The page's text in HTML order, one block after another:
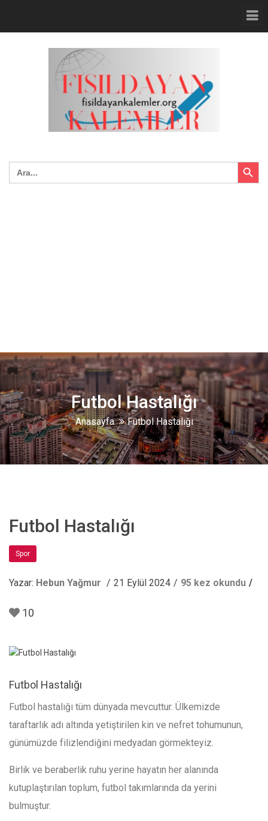
Search
for:
Search Button
Futbol Hastalığı
Anasayfa Futbol Hastalığı
Futbol Hastalığı
Spor
Yazar: Hebun Yağmur 21 Eylül 2024 95 kez okundu
10
Futbol Hastalığı
Futbol hastalığı tüm dünyada mevcuttur. Ülkemizde
taraftarlık adı altında yetiştirilen kin ve nefret tohumunun,
günümüzde filizlendiğini medyadan görmekteyiz.
Birlik ve beraberlik ruhu yerine hayatın her alanında
kutuplaştırılan toplum, futbol takımlarında da yerini
bulmuştur.